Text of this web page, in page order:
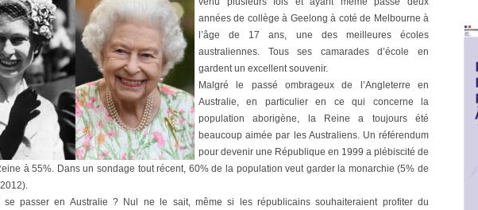
années de collège à Geelong à coté de Melbourne à
l’âge de 17 ans, une des meilleures écoles
australiennes. Tous ses camarades d’école en
gardent un excellent souvenir.
Malgré le passé ombrageux de l’Angleterre en
Australie, en particulier en ce qui concerne la
population aborigène, la Reine a toujours été
beaucoup aimée par les Australiens. Un référendum
pour devenir une République en 1999 a plébiscité de
à 55%. Dans un sondage tout récent, 60% de la population veut garder la monarchie (5% de
se passer en Australie ? Nul ne le sait, même si les républicains souhaiteraient profiter du